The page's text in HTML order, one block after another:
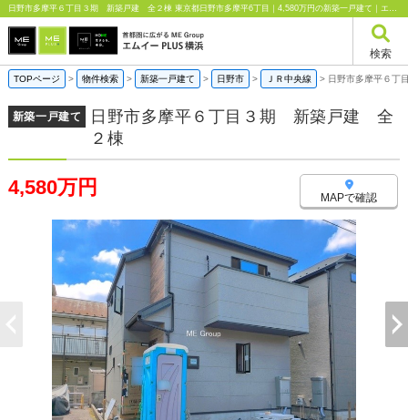
日野市多摩平６丁目３期 新築戸建 全２棟 東京都日野市多摩平6丁目｜4,580万円の新築一戸建て｜エムイーPLUS横浜
検索
TOPページ > 物件検索 > 新築一戸建て > 日野市 > ＪＲ中央線 > 日野市多摩平６
新築一戸建て
日野市多摩平６丁目３期 新築戸建 全
２棟
4,580万円 MAPで確認